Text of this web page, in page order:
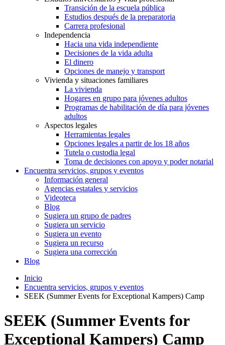
Transición de la escuela pública
Estudios después de la preparatoria
Carrera profesional
Independencia
Hacia una vida independiente
Decisiones de la vida adulta
El dinero
Opciones de manejo y transport
Vivienda y situaciones familiares
La vivienda
Hogares en grupo para jóvenes adultos
Programas de habilitación de día para jóvenes
adultos
Aspectos legales
Herramientas legales
Opciones legales a partir de los 18 años
Tutela o custodia legal
Toma de decisiones con apoyo y poder notarial
Encuentra servicios, grupos y eventos
Información general
Agencias estatales y servicios
Videoteca
Blog
Sugiera un grupo de padres
Sugiera un servicio
Sugiera un evento
Sugiera un recurso
Sugiera una corrección
Blog
Inicio
Encuentra servicios, grupos y eventos
SEEK (Summer Events for Exceptional Kampers) Camp
SEEK (Summer Events for
Exceptional Kampers) Camp